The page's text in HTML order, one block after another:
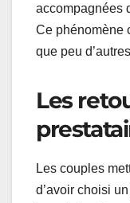
accompagnées
Ce phénomène
que peu
Les
Les couples
d’avoir choisi